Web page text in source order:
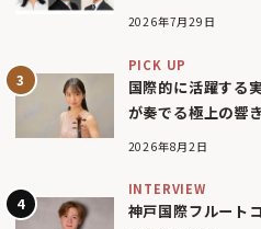
2026年7月29日
PICK UP
国際的に活躍する
が奏でる極上の響き
2026年8月2日
INTERVIEW
神戸国際フルート